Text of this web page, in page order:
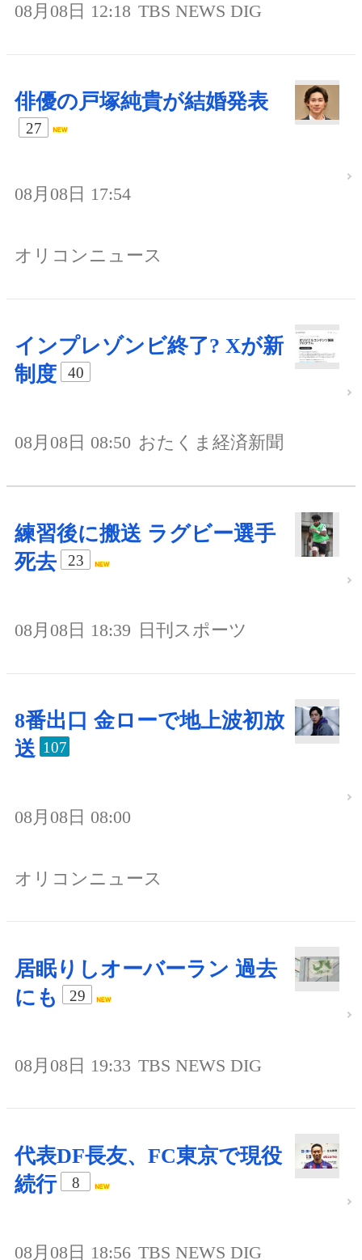
08月08日 12:18 TBS NEWS DIG
俳優の戸塚純貴が結婚発表
27
08月08日 17:54
オリコンニュース
インプレゾンビ終了? Xが新
制度
40
08月08日 08:50 おたくま経済新聞
練習後に搬送 ラグビー選手
死去
23
08月08日 18:39 日刊スポーツ
8番出口 金ローで地上波初放
送 107
08月08日 08:00
オリコンニュース
居眠りしオーバーラン 過去
にも
29
08月08日 19:33 TBS NEWS DIG
代表DF長友、FC東京で現役
続行
8
08月08日 18:56 TBS NEWS DIG